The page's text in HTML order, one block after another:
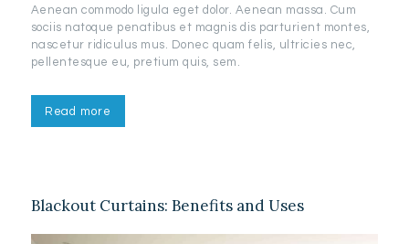
Aenean commodo ligula eget dolor. Aenean massa. Cum
sociis natoque penatibus et magnis dis parturient montes,
nascetur ridiculus mus. Donec quam felis, ultricies nec,
pellentesque eu, pretium quis, sem.
Read more
Blackout Curtains: Benefits and Uses